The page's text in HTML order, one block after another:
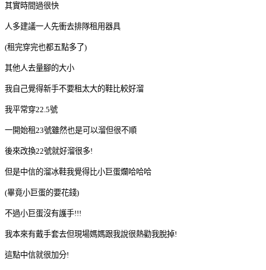
其實時間過很快
人多建議一人先衝去排隊租用器具
(租完穿完也都五點多了)
其他人去量腳的大小
我自己覺得新手不要租太大的鞋比較好溜
我平常穿22.5號
一開始租23號雖然也是可以溜但很不順
後來改換22號就好溜很多!
但是中信的溜冰鞋我覺得比小巨蛋爛哈哈哈
(畢竟小巨蛋的要花錢)
不過小巨蛋沒有護手!!!
我本來有戴手套去但現場媽媽跟我說很熱勸我脫掉!
這點中信就很加分!